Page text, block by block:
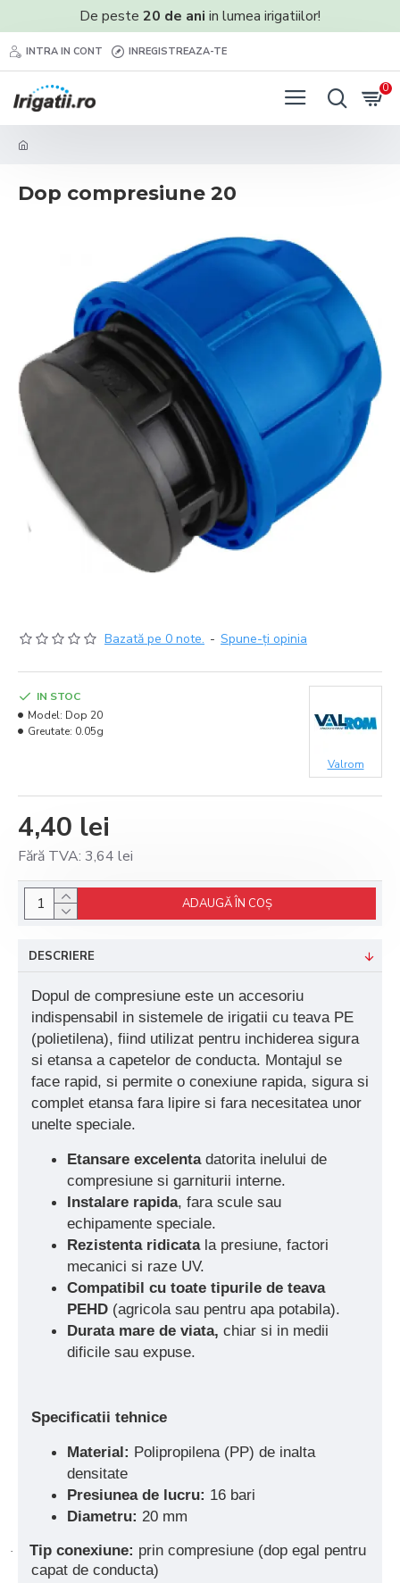
De peste 20 de ani in lumea irigatiilor!
INTRA IN CONT INREGISTREAZA-TE
0
Dop compresiune 20
Bazată pe 0 note. - Spune-ţi opinia
4,40 lei
Fără TVA: 3,64 lei
IN STOC
Model: Dop 20
Greutate: 0.05g
Valrom
ADAUGĂ ÎN COŞ
DESCRIERE
Dopul de compresiune este un accesoriu
indispensabil in sistemele de irigatii cu teava PE
(polietilena), fiind utilizat pentru inchiderea sigura
si etansa a capetelor de conducta. Montajul se
face rapid, si permite o conexiune rapida, sigura si
complet etansa fara lipire si fara necesitatea unor
unelte speciale.
Etansare excelentadatorita inelului de
compresiune si garniturii interne.
Instalare rapida, fara scule sau
echipamente speciale.
Rezistenta ridicatala presiune, factori
mecanici si raze UV.
Compatibil cu toate tipurile de teava
PEHD (agricola sau pentru apa potabila).
Durata mare de viata, chiar si in medii
dificile sau expuse.
Specificatii tehnice
Material: Polipropilena (PP) de inalta
densitate
Presiunea de lucru: 16 bari
Diametru: 20 mm
· Tip conexiune: prin compresiune (dop egal pentru
capat de conducta)